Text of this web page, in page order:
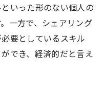
いった形のない個人の
一方で、シェアリング
要としているスキル
でき、経済的だと言え